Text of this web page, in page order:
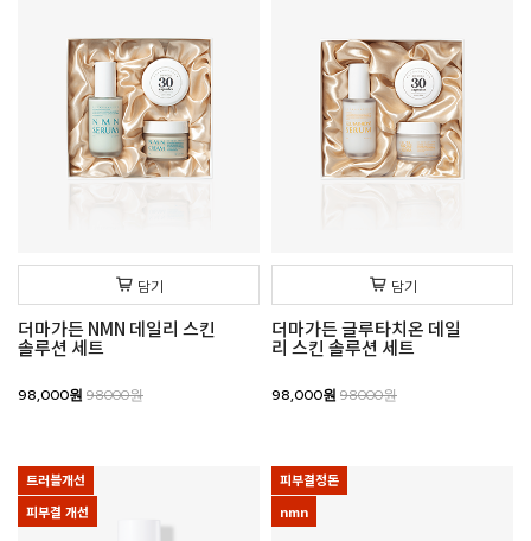
담기
더마가든 NMN 데일리 스킨
솔루션 세트
98,000원 98000원
담기
더마가든 글루타치온 데일
리 스킨 솔루션 세트
98,000원 98000원
트러블개선
피부결 개선
피부결정돈
nmn